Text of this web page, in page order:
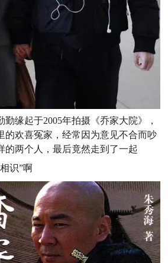
缘起于2005年拍摄《乔家大院》，
的欢喜冤家，经常因为意见不合而吵
的两个人，最后竟然走到了一起
识”啊